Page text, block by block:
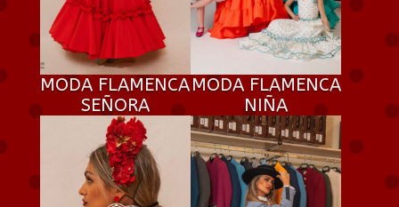
MODA FLAMENCA
SEÑORA
MODA FLAMENCA
NIÑA